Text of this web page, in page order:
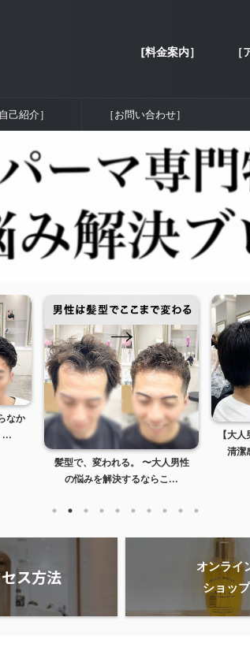
[料金案内］ ［
自己紹介］ ［お問い合わせ］
なか
...
髪型で、変われる。 〜大人男性
の悩みを解決するならこ...
【大
清潔
ス方法
オンライ
ショップ